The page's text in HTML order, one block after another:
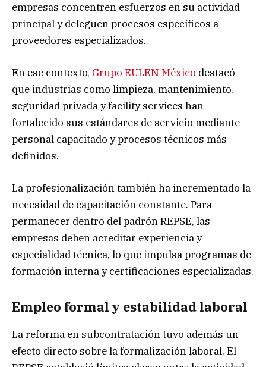
empresas concentren esfuerzos en su actividad
principal y deleguen procesos específicos a
proveedores especializados.
En ese contexto, Grupo EULEN México destacó
que industrias como limpieza, mantenimiento,
seguridad privada y facility services han
fortalecido sus estándares de servicio mediante
personal capacitado y procesos técnicos más
definidos.
La profesionalización también ha incrementado la
necesidad de capacitación constante. Para
permanecer dentro del padrón REPSE, las
empresas deben acreditar experiencia y
especialidad técnica, lo que impulsa programas de
formación interna y certificaciones especializadas.
Empleo formal y estabilidad laboral
La reforma en subcontratación tuvo además un
efecto directo sobre la formalización laboral. El